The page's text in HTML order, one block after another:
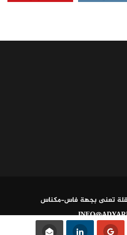
تعنى بجهة فاس-مكناس